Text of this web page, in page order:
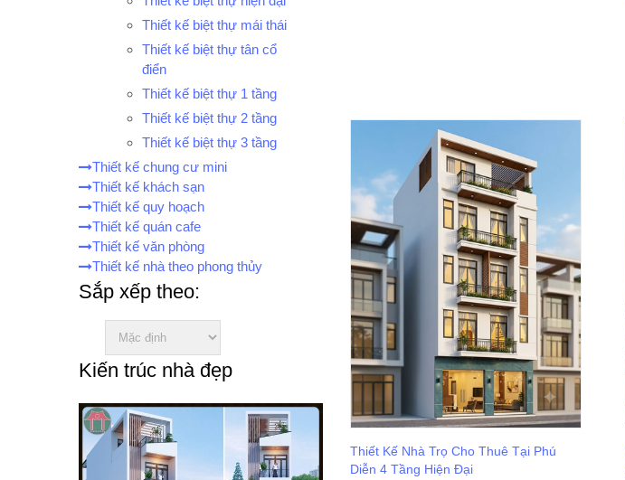
Thiết kế biệt thự mái thái
Thiết kế biệt thự tân cổ
điển
Thiết kế biệt thự 1 tầng
Thiết kế biệt thự 2 tầng
Thiết kế biệt thự 3 tầng
Thiết kế chung cư mini
Thiết kế khách sạn
Thiết kế quy hoạch
Thiết kế quán cafe
Thiết kế văn phòng
Thiết kế nhà theo phong thủy
Sắp xếp theo:
Kiến trúc nhà đẹp
Thiết Kế Nhà Trọ Cho Thuê Tại Phú
Diễn 4 Tầng Hiện Đại